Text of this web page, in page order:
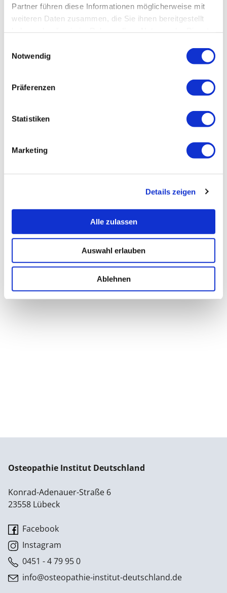
Partner führen diese Informationen möglicherweise mit
weiteren Daten zusammen, die Sie ihnen bereitgestellt
Notwendig
Präferenzen
Statistiken
Marketing
Details zeigen
Alle zulassen
Auswahl erlauben
Ablehnen
Osteopathie Institut Deutschland
Konrad-Adenauer-Straße 6
23558 Lübeck
Facebook
Instagram
0451 - 4 79 95 0
info@osteopathie-institut-deutschland.de